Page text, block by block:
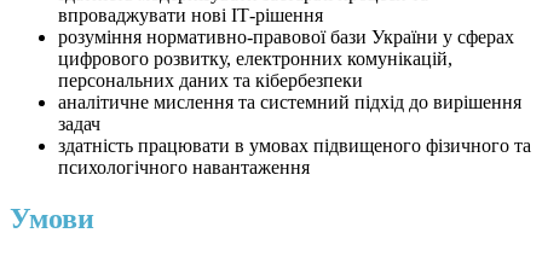
впроваджувати нові ІТ-рішення
розуміння нормативно-правової бази України у сферах
цифрового розвитку, електронних комунікацій,
персональних даних та кібербезпеки
аналітичне мислення та системний підхід до вирішення
задач
здатність працювати в умовах підвищеного фізичного та
психологічного навантаження
Умови